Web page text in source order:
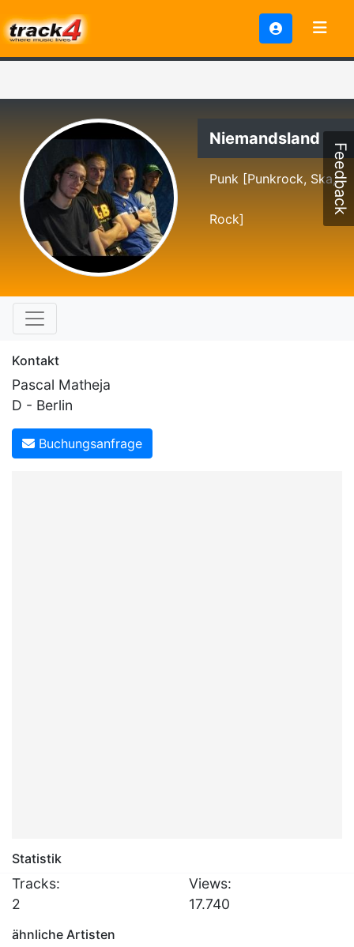
Niemandsland
Punk [Punkrock, Ska,
Rock]
Kontakt
Pascal Matheja
D - Berlin
Buchungsanfrage
Statistik
Tracks:
2
Views:
17.740
ähnliche Artisten
Feedback